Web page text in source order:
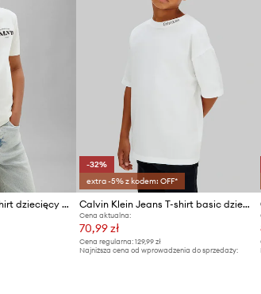
Calvin Klein Jeans T-shirt dziecięcy bawełniany
-32%
extra -5% z kodem: OFF*
Calvin Klein Jeans T-shirt basic dziecięcy bawełniany
Cena aktualna:
70,99 zł
Cena regularna: 129,99 zł
Najniższa cena od wprowadzenia do sprzedaży: